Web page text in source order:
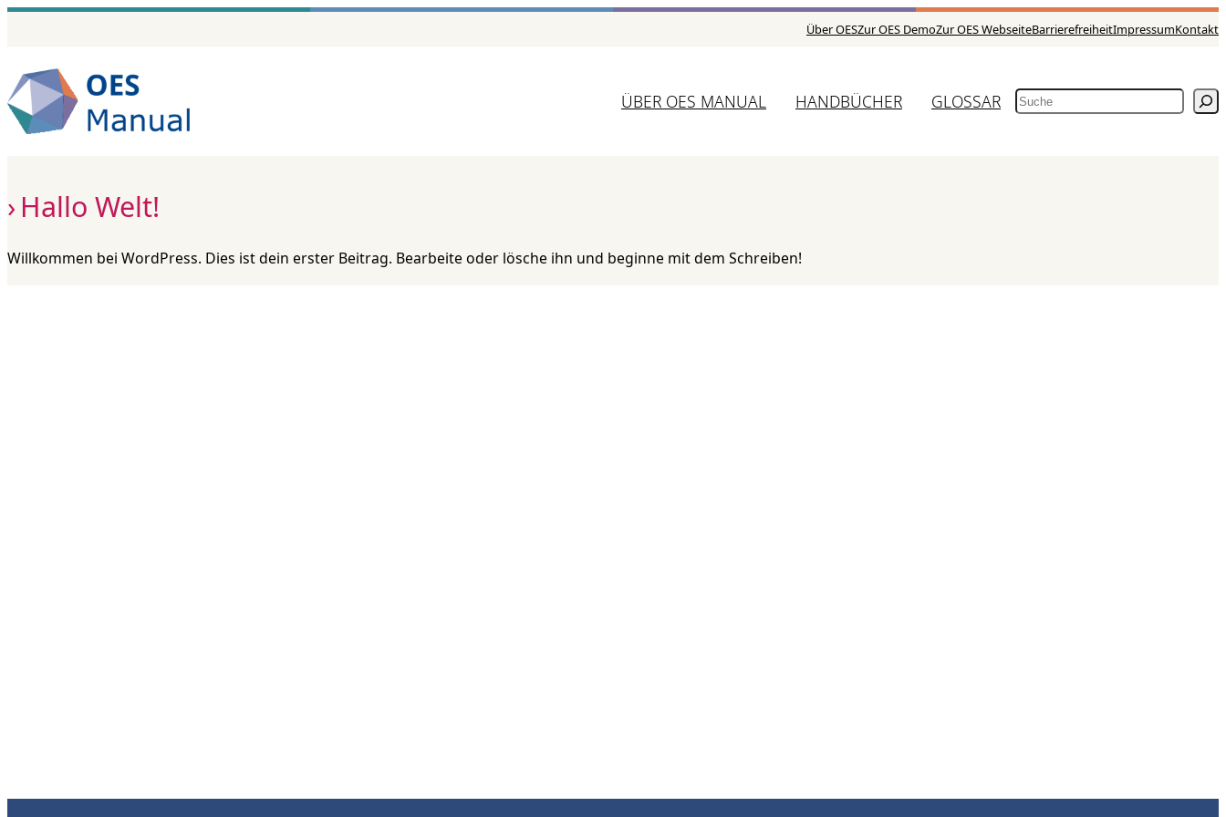
Zum
springen
Über OESZur OES DemoZur OES WebseiteBarrierefreiheitImpressumKontakt
ÜBER OES MANUAL HANDBÜCHER GLOSSAR SUCHEN
Hallo Welt!
Willkommen bei WordPress. Dies ist dein erster Beitrag. Bearbeite oder lösche ihn und beginne mit dem Schreiben!